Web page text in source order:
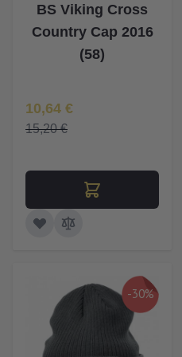
BS Viking Cross
Country Cap 2016
(58)
Īpaša Cena
10,64 €
15,20 €
-30%